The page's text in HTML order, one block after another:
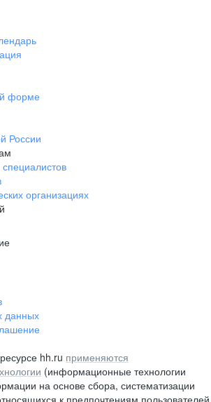
форме
России
организациях
данных
hh.ru применяются
(информационные технологии
на основе сбора, систематизации
к предпочтениям пользователей